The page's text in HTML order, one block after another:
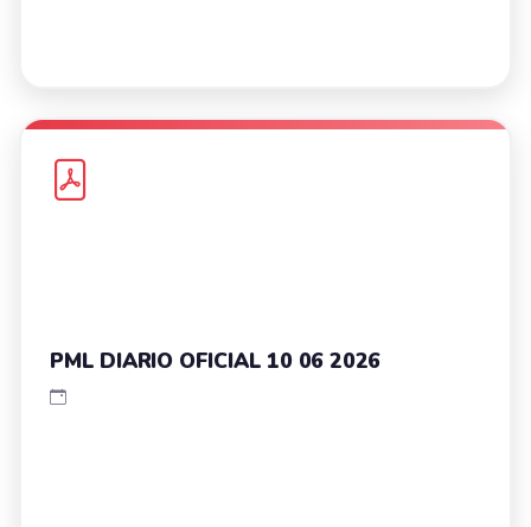
PML DIARIO OFICIAL 10 06 2026